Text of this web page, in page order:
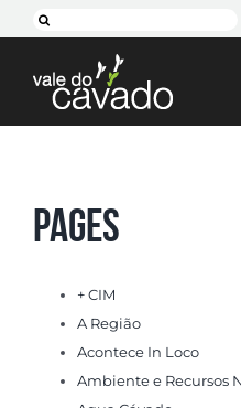
to
content
Search
Projetos
Contactos
Pages
+ CIM
A Região
Acontece In Loco
Ambiente e Recursos